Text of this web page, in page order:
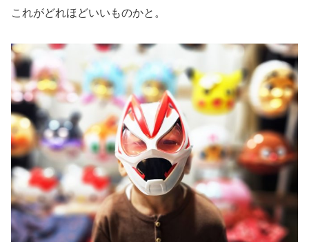
これがどれほどいいものかと。